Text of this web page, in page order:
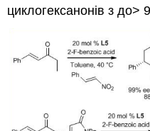
циклогексанонів з до>